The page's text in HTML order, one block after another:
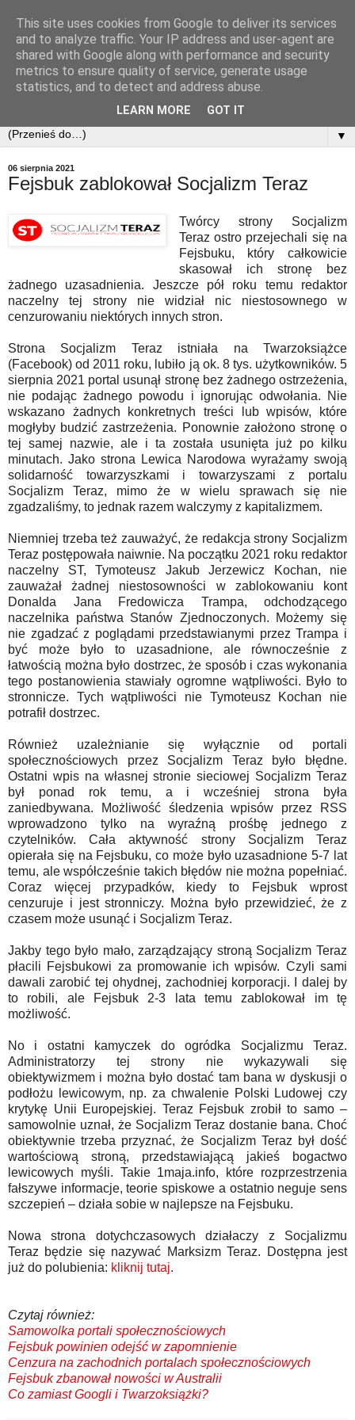
▼
06 sierpnia 2021
Fejsbuk zablokował Socjalizm Teraz
Twórcy strony Socjalizm
Teraz ostro przejechali się na
Fejsbuku, który całkowicie
skasował ich stronę bez
żadnego uzasadnienia. Jeszcze pół roku temu redaktor
naczelny tej strony nie widział nic niestosownego w
cenzurowaniu niektórych innych stron.
Strona Socjalizm Teraz istniała na Twarzoksiążce
(Facebook) od 2011 roku, lubiło ją ok. 8 tys. użytkowników. 5
sierpnia 2021 portal usunął stronę bez żadnego ostrzeżenia,
nie podając żadnego powodu i ignorując odwołania. Nie
wskazano żadnych konkretnych treści lub wpisów, które
mogłyby budzić zastrzeżenia. Ponownie założono stronę o
tej samej nazwie, ale i ta została usunięta już po kilku
minutach. Jako strona Lewica Narodowa wyrażamy swoją
solidarność towarzyszkami i towarzyszami z portalu
Socjalizm Teraz, mimo że w wielu sprawach się nie
zgadzaliśmy, to jednak razem walczymy z kapitalizmem.
Niemniej trzeba też zauważyć, że redakcja strony Socjalizm
Teraz postępowała naiwnie. Na początku 2021 roku redaktor
naczelny ST, Tymoteusz Jakub Jerzewicz Kochan, nie
zauważał żadnej niestosowności w zablokowaniu kont
Donalda Jana Fredowicza Trampa, odchodzącego
naczelnika państwa Stanów Zjednoczonych. Możemy się
nie zgadzać z poglądami przedstawianymi przez Trampa i
być może było to uzasadnione, ale równocześnie z
łatwością można było dostrzec, że sposób i czas wykonania
tego postanowienia stawiały ogromne wątpliwości. Było to
stronnicze. Tych wątpliwości nie Tymoteusz Kochan nie
potrafił dostrzec.
Również uzależnianie się wyłącznie od portali
społecznościowych przez Socjalizm Teraz było błędne.
Ostatni wpis na własnej stronie sieciowej Socjalizm Teraz
był ponad rok temu, a i wcześniej strona była
zaniedbywana. Możliwość śledzenia wpisów przez RSS
wprowadzono tylko na wyraźną prośbę jednego z
czytelników. Cała aktywność strony Socjalizm Teraz
opierała się na Fejsbuku, co może było uzasadnione 5-7 lat
temu, ale współcześnie takich błędów nie można popełniać.
Coraz więcej przypadków, kiedy to Fejsbuk wprost
cenzuruje i jest stronniczy. Można było przewidzieć, że z
czasem może usunąć i Socjalizm Teraz.
Jakby tego było mało, zarządzający stroną Socjalizm Teraz
płacili Fejsbukowi za promowanie ich wpisów. Czyli sami
dawali zarobić tej ohydnej, zachodniej korporacji. I dalej by
to robili, ale Fejsbuk 2-3 lata temu zablokował im tę
możliwość.
No i ostatni kamyczek do ogródka Socjalizmu Teraz.
Administratorzy tej strony nie wykazywali się
obiektywizmem i można było dostać tam bana w dyskusji o
podłożu lewicowym, np. za chwalenie Polski Ludowej czy
krytykę Unii Europejskiej. Teraz Fejsbuk zrobił to samo –
samowolnie uznał, że Socjalizm Teraz dostanie bana. Choć
obiektywnie trzeba przyznać, że Socjalizm Teraz był dość
wartościową stroną, przedstawiającą jakieś bogactwo
lewicowych myśli. Takie 1maja.info, które rozprzestrzenia
fałszywe informacje, teorie spiskowe a ostatnio neguje sens
szczepień – działa sobie w najlepsze na Fejsbuku.
Nowa strona dotychczasowych działaczy z Socjalizmu
Teraz będzie się nazywać Marksizm Teraz. Dostępna jest
już do polubienia: kliknij tutaj.
Czytaj również:
Samowolka portali społecznościowych
Fejsbuk powinien odejść w zapomnienie
Cenzura na zachodnich portalach społecznościowych
Fejsbuk zbanował nowości w Australii
Co zamiast Googli i Twarzoksiążki?
This site uses cookies from Google to deliver its services
and to analyze traffic. Your IP address and user-agent are
shared with Google along with performance and security
metrics to ensure quality of service, generate usage
statistics, and to detect and address abuse.
LEARN MORE GOT IT